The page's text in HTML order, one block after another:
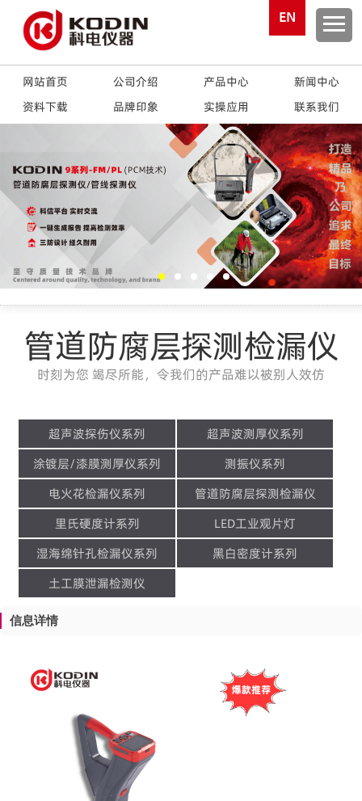
网站首页 公司介绍 产品中心
新闻中心
资料下载
品牌印象 实操应用 联系我们
EN
管道防腐层探测检漏仪
时刻为您 竭尽所能，令我们的产品难以被别人效仿
超声波探伤仪系列
超声波测厚仪系列
涂镀层/漆膜测厚仪系列
测振仪系列
电火花检漏仪系列
管道防腐层探测检漏仪
里氏硬度计系列
LED工业观片灯
湿海绵针孔检漏仪系列
黑白密度计系列
土工膜泄漏检测仪
信息详情